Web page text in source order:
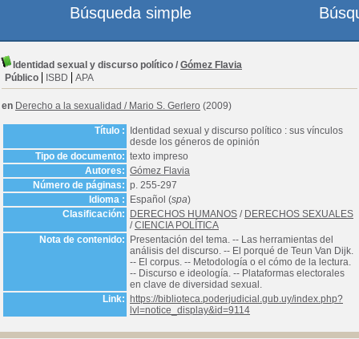
Identidad sexual y discurso político / Gómez Flavia
Público
ISBD APA
en Derecho a la sexualidad / Mario S. Gerlero (2009)
Título :
Identidad sexual y discurso político : sus vínculos
desde los géneros de opinión
Tipo de documento: texto impreso
Autores: Gómez Flavia
Número de páginas: p. 255-297
Idioma :
Español (spa)
Clasificación:
DERECHOS HUMANOS / DERECHOS SEXUALES
/CIENCIA POLÍTICA
Nota de contenido:
Presentación del tema. -- Las herramientas del
análisis del discurso. -- El porqué de Teun Van Dijk.
-- El corpus. -- Metodología o el cómo de la lectura.
-- Discurso e ideología. -- Plataformas electorales
en clave de diversidad sexual.
Link:
https://biblioteca.poderjudicial.gub.uy/index.php?
lvl=notice_display&id=9114
Búsqueda simple